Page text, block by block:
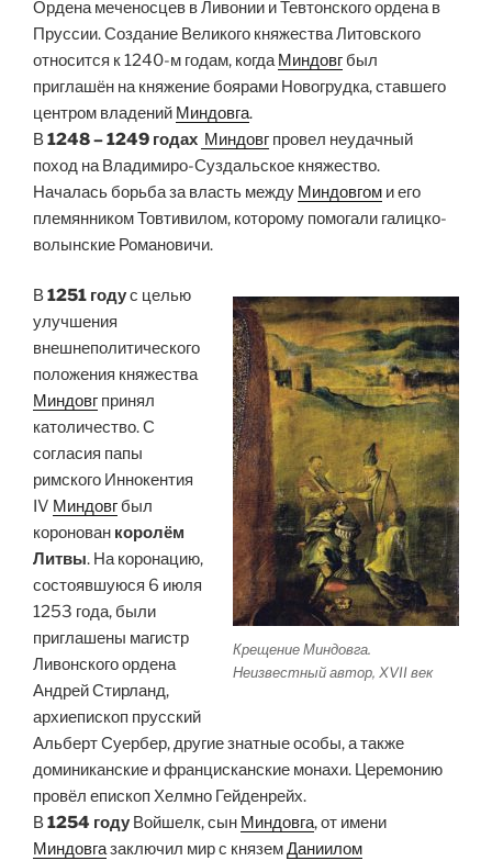
Ордена меченосцев в Ливонии и Тевтонского ордена в
Пруссии. Создание Великого княжества Литовского
относится к 1240-м годам, когда Миндовг был
приглашён на княжение боярами Новогрудка, ставшего
центром владений Миндовга.
В1248 – 1249 годах Миндовг провел неудачный
поход на Владимиро-Суздальское княжество.
Началась борьба за власть между Миндовгом и его
племянником Товтивилом, которому помогали галицко-
волынские Романовичи.
Крещение Миндовга.
Неизвестный автор, XVII век
В1251 годус целью
улучшения
внешнеполитического
положения княжества
Миндовг принял
католичество. С
согласия папы
римского Иннокентия
IV Миндовг был
коронован королём
Литвы. На коронацию,
состоявшуюся 6 июля
1253 года, были
приглашены магистр
Ливонского ордена
Андрей Стирланд,
архиепископ прусский
Альберт Суербер, другие знатные особы, а также
доминиканские и францисканские монахи. Церемонию
провёл епископ Хелмно Гейденрейх.
В1254 году Войшелк, сын Миндовга, от имени
Миндовгазаключил мир с княземДаниилом